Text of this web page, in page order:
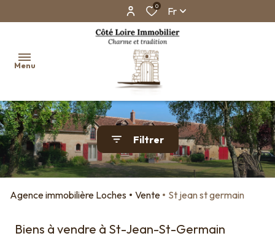
0 Fr
Menu
Accueil
Ventes
Biens
son
Filtrer
Agence immobilière Loches Vente St jean st germain
Biens à vendre à St-Jean-St-Germain